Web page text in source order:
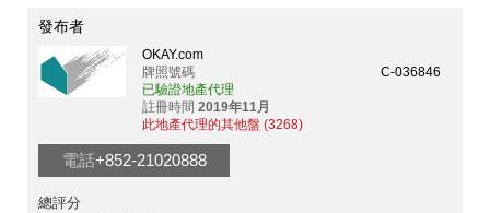
發布者
OKAY.com
牌照號碼
C-036846
已驗證地產代理
註冊時間 2019年11月
此地產代理的其他盤 (3268)
電話+852-21020888
總評分